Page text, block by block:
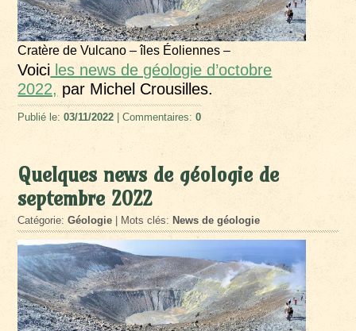
Cratère de Vulcano – îles Éoliennes –
Voici les news de géologie d’octobre
2022, par Michel Crousilles.
Publié le:03/11/2022 | Commentaires:0
Quelques news de géologie de
septembre 2022
Catégorie:Géologie | Mots clés: News de géologie